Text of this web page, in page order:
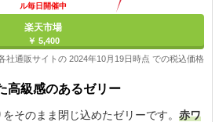
ル毎日開催中
楽天市場
￥ 5,400
社通販サイトの 2024年10月19日時点 での税込価格
高級感のあるゼリー
そのまま閉じ込めたゼリーです。 赤ワ